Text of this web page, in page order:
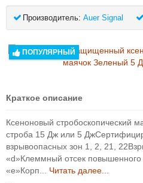
Производитель: Auer Signal
ПОПУЛЯРНЫЙ
Краткое описание
Ксеноновый стробоскопический
строба 15 Дж или 5
взрывоопасных зон 1, 2, 21,
«d»Клеммный отсек повышенного
«e»Корп... Читать далее...